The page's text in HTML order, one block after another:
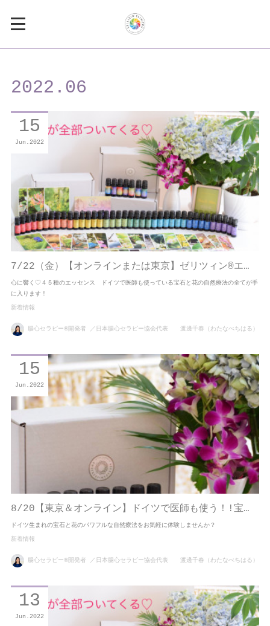
2022 . 06
7/22（金）【オンラインまたは東京】ゼリツィン®エ…
心に響く♡４５種のエッセンス ドイツで医師も使っている宝石と花の自然療法の全てが手
に入ります！
15
Jun 2022
新着情報
腸心セラピー®開発者 ／日本腸心セラピー協会代表 渡邊千春（わたなべちはる）
8/20【東京＆オンライン】ドイツで医師も使う！!宝…
ドイツ生まれの宝石と花のパワフルな自然療法をお気軽に体験しませんか？
15
Jun 2022
新着情報
腸心セラピー®開発者 ／日本腸心セラピー協会代表 渡邊千春（わたなべちはる）
13
Jun 2022